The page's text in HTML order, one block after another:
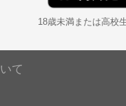
18歳未満または高校
て